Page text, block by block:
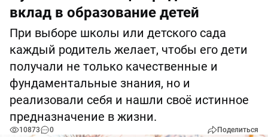
вклад в образование детей
При выборе школы или детского сада
каждый родитель желает, чтобы его дети
получали не только качественные и
фундаментальные знания, но и
реализовали себя и нашли своё истинное
предназначение в жизни.
10873 0 Поделиться